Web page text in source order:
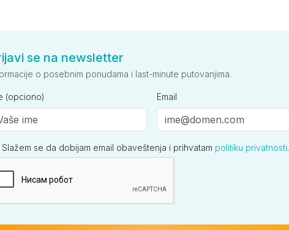
se na newsletter
o posebnim ponudama i last-minute putovanjima.
(opciono) Email
Slažem se da dobijam email obaveštenja i prihvatam politiku privatnosti.